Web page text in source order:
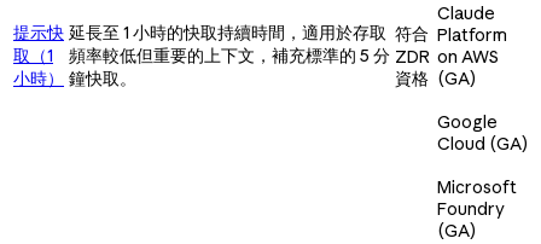
提示快
取（1
小時）
延長至 1 小時的快取持續時間，適用於存取
頻率較低但重要的上下文，補充標準的 5 分
鐘快取。
符合
ZDR
資格
Claude
Platform
on AWS
(GA)
Google
Cloud (GA)
Microsoft
Foundry
(GA)